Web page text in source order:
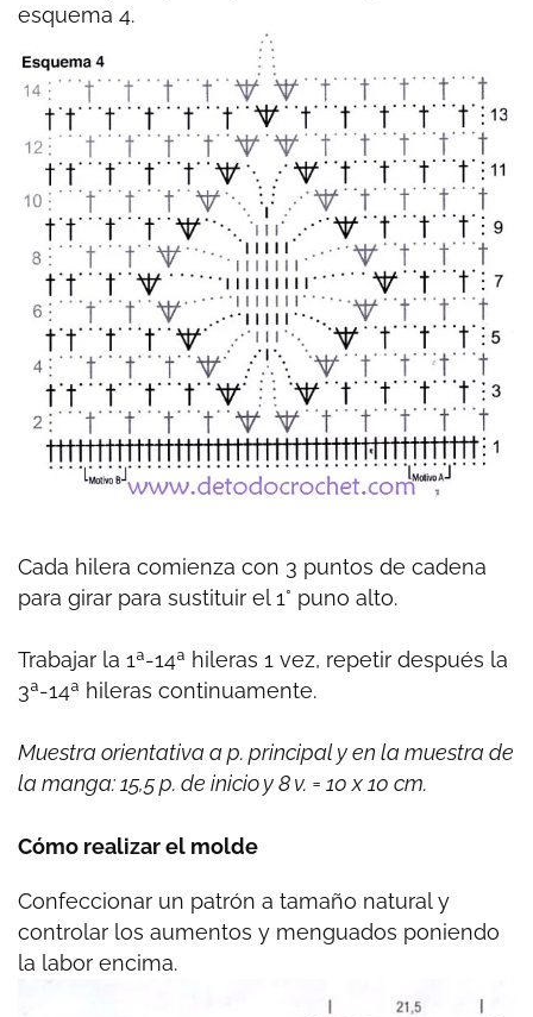
esquema 4.
Cada hilera comienza con 3 puntos de cadena
para girar para sustituir el 1° puno alto.
Trabajar la 1ª-14ª hileras 1 vez, repetir después la
3ª-14ª hileras continuamente.
Muestra orientativa a p. principal y en la muestra de
la manga: 15,5 p. de inicio y 8 v. = 10 x 10 cm.
Cómo realizar el molde
Confeccionar un patrón a tamaño natural y
controlar los aumentos y menguados poniendo
la labor encima.